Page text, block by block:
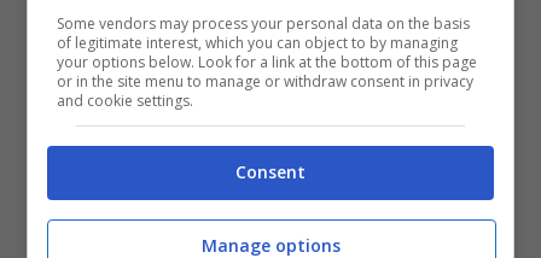
Lo squalo: per loro stare sveglie è questione
di ‘vita o di morte’, è proprio il caso di dirlo!
Devono muoversi e quindi restare attivi
perché devono respirare, filtrando attraverso
la bocca l’aria presente nell’acqua e che
Some vendors may process your personal data on the basis
of legitimate interest, which you can object to by managing
your options below. Look for a link at the bottom of this page
or in the site menu to manage or withdraw consent in privacy
and cookie settings.
Consent
Manage options